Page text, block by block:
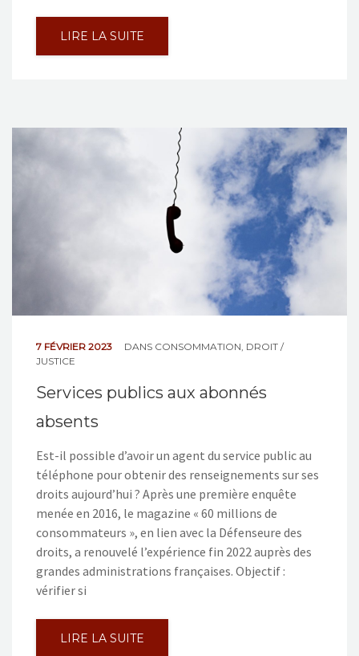
LIRE LA SUITE
7 FÉVRIER 2023 DANS CONSOMMATION, DROIT /
JUSTICE
Services publics aux abonnés
absents
Est-il possible d’avoir un agent du service public au
téléphone pour obtenir des renseignements sur ses
droits aujourd’hui ? Après une première enquête
menée en 2016, le magazine « 60 millions de
consommateurs », en lien avec la Défenseure des
droits, a renouvelé l’expérience fin 2022 auprès des
grandes administrations françaises. Objectif :
vérifier si
LIRE LA SUITE